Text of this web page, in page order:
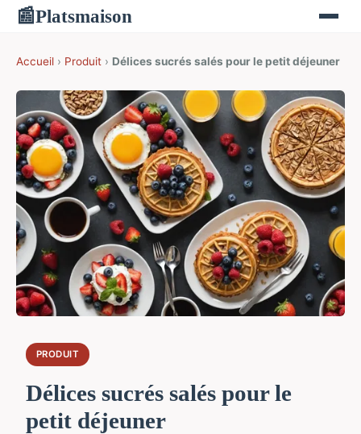
📰Platsmaison
Accueil › Produit › Délices sucrés salés pour le petit déjeuner
PRODUIT
Délices sucrés salés pour le
petit déjeuner